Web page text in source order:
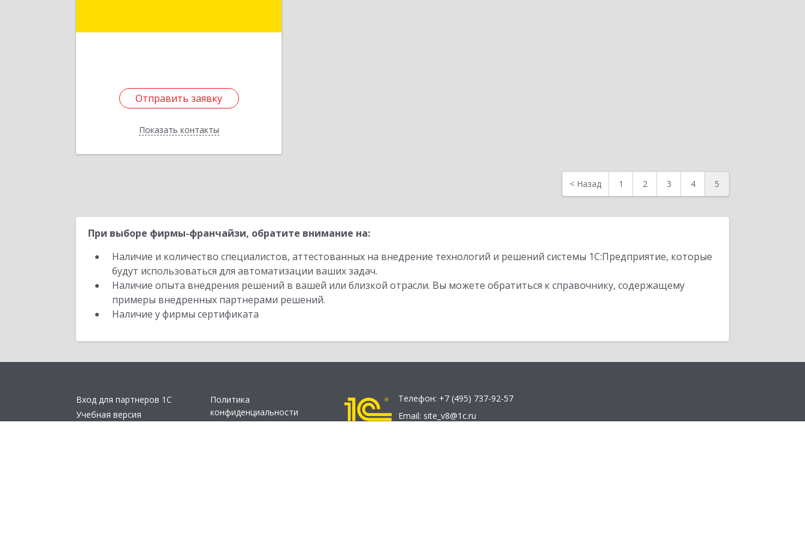
Отправить заявку
Показать контакты
Отправить заявку
Назад
< Назад 1 2 3 4 5
При выборе фирмы-франчайзи, обратите внимание на:
Наличие и количество специалистов, аттестованных на внедрение технологий и решений системы 1С:Предприятие, которые
будут использоваться для автоматизации ваших задач.
Наличие опыта внедрения решений в вашей или близкой отрасли. Вы можете обратиться к справочнику, содержащему
примеры внедренных партнерами решений.
Наличие у фирмы сертификата
Вход для партнеров 1С
Учебная версия
Политика
конфиденциальности
Телефон: +7 (495) 737-92-57
Email: site_v8@1c.ru